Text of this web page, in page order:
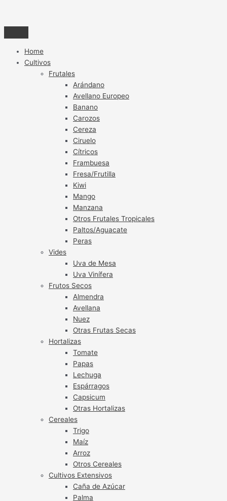
Home
Cultivos
Frutales
Arándano
Avellano Europeo
Banano
Carozos
Cereza
Ciruelo
Cítricos
Frambuesa
Fresa/Frutilla
Kiwi
Mango
Manzana
Otros Frutales Tropicales
Paltos/Aguacate
Peras
Vides
Uva de Mesa
Uva Vinífera
Frutos Secos
Almendra
Avellana
Nuez
Otras Frutas Secas
Hortalizas
Tomate
Papas
Lechuga
Espárragos
Capsicum
Otras Hortalizas
Cereales
Trigo
Maíz
Arroz
Otros Cereales
Cultivos Extensivos
Caña de Azúcar
Palma